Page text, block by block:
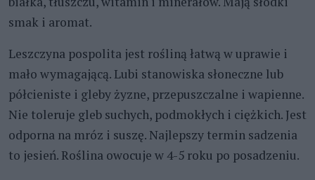
smak i aromat.
Leszczyna pospolita jest rośliną łatwą w uprawie i
mało wymagającą. Lubi stanowiska słoneczne lub
półcieniste i gleby żyzne, przepuszczalne i wapienne.
Nie toleruje gleb suchych, podmokłych i ciężkich. Jest
odporna na mróz i suszę. Najlepszy termin sadzenia
to jesień. Roślina owocuje w 4-5 roku po posadzeniu.